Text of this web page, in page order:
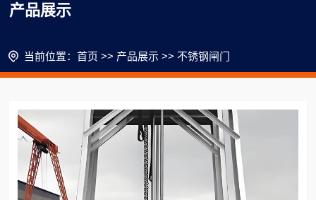
产品展示
当前位置： 首页 >> 产品展示 >> 不锈钢闸门